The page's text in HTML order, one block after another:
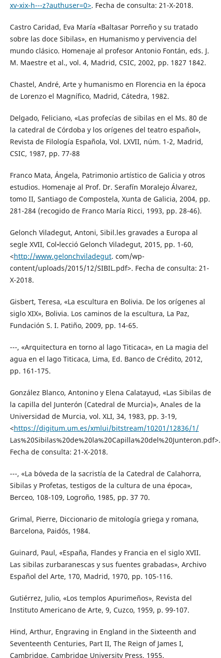
xv-xix-h---z?authuser=0˃. Fecha de consulta: 21-X-2018.
Castro Caridad, Eva María «Baltasar Porreño y su tratado
sobre las doce Sibilas», en Humanismo y pervivencia del
mundo clásico. Homenaje al profesor Antonio Fontán, eds. J.
M. Maestre et al., vol. 4, Madrid, CSIC, 2002, pp. 1827 1842.
Chastel, André, Arte y humanismo en Florencia en la época
de Lorenzo el Magnífico, Madrid, Cátedra, 1982.
Delgado, Feliciano, «Las profecías de sibilas en el Ms. 80 de
la catedral de Córdoba y los orígenes del teatro español»,
Revista de Filología Española, Vol. LXVII, núm. 1-2, Madrid,
CSIC, 1987, pp. 77-88
Franco Mata, Ángela, Patrimonio artístico de Galicia y otros
estudios. Homenaje al Prof. Dr. Serafín Moralejo Álvarez,
tomo II, Santiago de Compostela, Xunta de Galicia, 2004, pp.
281-284 (recogido de Franco María Ricci, 1993, pp. 28-46).
Gelonch Viladegut, Antoni, Sibil.les gravades a Europa al
segle XVII, Col•lecció Gelonch Viladegut, 2015, pp. 1-60,
˂http://www.gelonchviladegut. com/wp-
content/uploads/2015/12/SIBIL.pdf˃. Fecha de consulta: 21-
X-2018.
Gisbert, Teresa, «La escultura en Bolivia. De los orígenes al
siglo XIX», Bolivia. Los caminos de la escultura, La Paz,
Fundación S. I. Patiño, 2009, pp. 14-65.
---, «Arquitectura en torno al lago Titicaca», en La magia del
agua en el lago Titicaca, Lima, Ed. Banco de Crédito, 2012,
pp. 161-175.
González Blanco, Antonino y Elena Calatayud, «Las Sibilas de
la capilla del Junterón (Catedral de Murcia)», Anales de la
Universidad de Murcia, vol. XLI, 34, 1983, pp. 3-19,
˂https://digitum.um.es/xmlui/bitstream/10201/12836/1/
Las%20Sibilas%20de%20la%20Capilla%20del%20Junteron.pdf˃.
Fecha de consulta: 21-X-2018.
---, «La bóveda de la sacristía de la Catedral de Calahorra,
Sibilas y Profetas, testigos de la cultura de una época»,
Berceo, 108-109, Logroño, 1985, pp. 37 70.
Grimal, Pierre, Diccionario de mitología griega y romana,
Barcelona, Paidós, 1984.
Guinard, Paul, «España, Flandes y Francia en el siglo XVII.
Las sibilas zurbaranescas y sus fuentes grabadas», Archivo
Español del Arte, 170, Madrid, 1970, pp. 105-116.
Gutiérrez, Julio, «Los templos Apurimeños», Revista del
Instituto Americano de Arte, 9, Cuzco, 1959, p. 99-107.
Hind, Arthur, Engraving in England in the Sixteenth and
Seventeenth Centuries, Part II, The Reign of James I,
Cambridge, Cambridge University Press, 1955.